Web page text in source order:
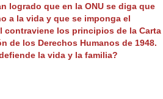
logrado que en la ONU se diga que
a la vida y que se imponga el
contraviene los principios de la Carta
de los Derechos Humanos de 1948.
la vida y la familia?